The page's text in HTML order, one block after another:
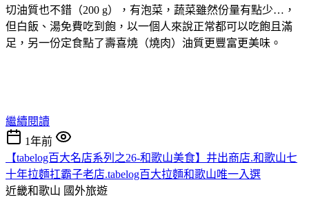
切油質也不錯（200 g），有泡菜，蔬菜雖然份量有點少…，
但白飯、湯免費吃到飽，以一個人來說正常都可以吃飽且滿
足，另一份定食點了壽喜燒（燒肉）油質更豐富更美味。
繼續閱讀
1年前
【tabelog百大名店系列之26-和歌山美食】井出商店.和歌山七
十年拉麵扛霸子老店.tabelog百大拉麵和歌山唯一入選
近畿和歌山 國外旅遊